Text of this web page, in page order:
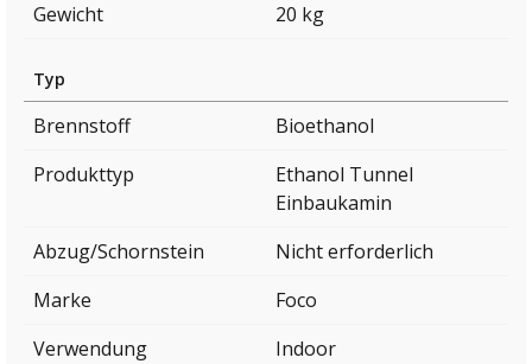
Gewicht
20 kg
Typ
Brennstoff
Bioethanol
Produkttyp
Ethanol Tunnel
Einbaukamin
Abzug/Schornstein
Nicht erforderlich
Marke
Foco
Verwendung
Indoor